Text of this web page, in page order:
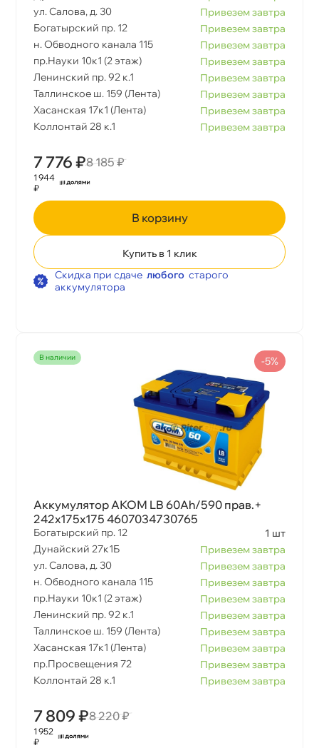
ул. Салова, д. 30
Привезем завтра
Богатырский пр. 12
Привезем завтра
н. Обводного канала 115
Привезем завтра
пр.Науки 10к1 (2 этаж)
Привезем завтра
Ленинский пр. 92 к.1
Привезем завтра
Таллинское ш. 159 (Лента)
Привезем завтра
Хасанская 17к1 (Лента)
Привезем завтра
Коллонтай 28 к.1
Привезем завтра
7 776 ₽8 185 ₽
1 944
₽
корзину
Купить в 1 клик
Скидка при сдаче любого старого
аккумулятора
наличии
Аккумулятор АКОМ LB 60Ah/590 прав.+
242x175x175 4607034730765
Богатырский пр. 12
1 шт
Дунайский 27к1Б
Привезем завтра
ул. Салова, д. 30
Привезем завтра
н. Обводного канала 115
Привезем завтра
пр.Науки 10к1 (2 этаж)
Привезем завтра
Ленинский пр. 92 к.1
Привезем завтра
Таллинское ш. 159 (Лента)
Привезем завтра
Хасанская 17к1 (Лента)
Привезем завтра
пр.Просвещения 72
Привезем завтра
Коллонтай 28 к.1
Привезем завтра
7 809 ₽8 220 ₽
-5%
1 952
₽